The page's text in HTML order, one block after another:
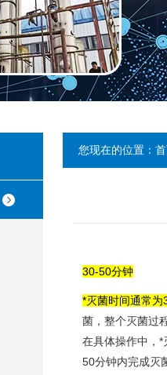
您现在的位置：
30-50分钟
*灭菌时间通常
菌，整个灭菌过
在具体操作中，
50分钟内完成灭